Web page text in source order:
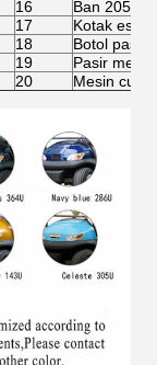
16
Ban 205 /
17
Kotak es
18
Botol pasir
19
Pasir
20
Mesin cuci